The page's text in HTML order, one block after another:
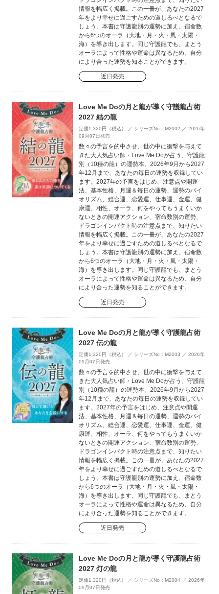
情報を幅広く掲載。この一冊が、あなたの2027
年をより幸せに過ごすための道しるべとなるで
しょう。本書は守護龍別の運勢に加え、宿命数
から6つのオーラ（大地・月・火・風・太陽・
海）を導き出します。同じ守護龍でも、まとう
オーラによって性格や運命は異なるため、自分
により合った運勢を知ることができます。
近日発売
Love Me Doの月と龍が導く守護龍占術
2027 結の龍
定価1,320円（税込） ／ シリーズNo：M2002 ／ 2026年
09月07日発売
数々の予言を的中させ、世の中に衝撃を与えて
きた大人気占い師・Love Me Doが占う、守護龍
別（10種の龍）の運勢本。2026年9月から2027
年12月まで、あなたの毎日の運勢を収録してい
ます。2027年の予言をはじめ、注意点や開運
法、基本性格、月運＆毎日の運勢、運勢のバイ
オリズム、総合運、恋愛運、仕事運、金運、健
康運、相性、オーラ、何をやってもうまくいか
ないときの開運アクション、宿命数別の運勢、
ドラゴンインパクト時の注意点まで、知りたい
情報を幅広く掲載。この一冊が、あなたの2027
年をより幸せに過ごすための道しるべとなるで
しょう。本書は守護龍別の運勢に加え、宿命数
から6つのオーラ（大地・月・火・風・太陽・
海）を導き出します。同じ守護龍でも、まとう
オーラによって性格や運命は異なるため、自分
により合った運勢を知ることができます。
近日発売
Love Me Doの月と龍が導く守護龍占術
2027 伝の龍
定価1,320円（税込） ／ シリーズNo：M2003 ／ 2026年
09月07日発売
数々の予言を的中させ、世の中に衝撃を与えて
きた大人気占い師・Love Me Doが占う、守護龍
別（10種の龍）の運勢本。2026年9月から2027
年12月まで、あなたの毎日の運勢を収録してい
ます。2027年の予言をはじめ、注意点や開運
法、基本性格、月運＆毎日の運勢、運勢のバイ
オリズム、総合運、恋愛運、仕事運、金運、健
康運、相性、オーラ、何をやってもうまくいか
ないときの開運アクション、宿命数別の運勢、
ドラゴンインパクト時の注意点まで、知りたい
情報を幅広く掲載。この一冊が、あなたの2027
年をより幸せに過ごすための道しるべとなるで
しょう。本書は守護龍別の運勢に加え、宿命数
から6つのオーラ（大地・月・火・風・太陽・
海）を導き出します。同じ守護龍でも、まとう
オーラによって性格や運命は異なるため、自分
により合った運勢を知ることができます。
近日発売
Love Me Doの月と龍が導く守護龍占術
2027 灯の龍
定価1,320円（税込） ／ シリーズNo：M2004 ／ 2026年
09月07日発売